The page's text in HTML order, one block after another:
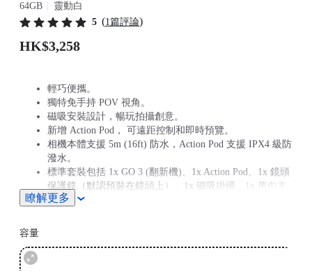
64GB
靈動白
5 (1篇評論)
HK$3,258
輕巧便攜。
獨特免手持 POV 視角。
磁吸安裝設計，暢玩拍攝創意。
新增 Action Pod， 可遠距控制和即時預覽。
相機本體支援 5m (16ft) 防水，Action Pod 支援 IPX4 級防
潑水。
標準套裝包括 1x GO 3 (翻新機)、1x Action Pod、1x 鏡頭
保護鏡（默認預裝在鏡頭上）、1x 磁吸掛繩、1x 萬向支
架和 1x 簡易夾。
瞭解更多
容量